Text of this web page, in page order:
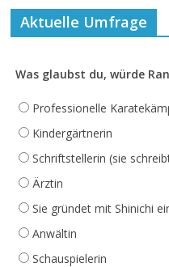
Aktuelle Umfrage
Was glaubst du, würde
Professionelle
Kindergärtnerin
Schriftstellerin (sie
Ärztin
Sie gründet mit Shinichi
Anwältin
Schauspielerin